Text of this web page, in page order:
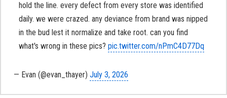
hold the line. every defect from every store was identified
daily. we were crazed. any deviance from brand was nipped
in the bud lest it normalize and take root. can you find
what's wrong in these pics? pic.twitter.com/nPmC4D77Dq
— Evan (@evan_thayer) July 3, 2026